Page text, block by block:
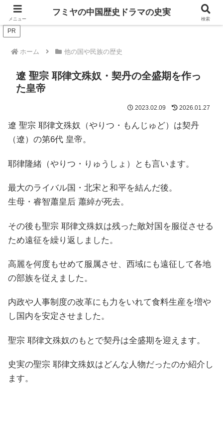
ドラマは歴史を知るともっと面白い！
PR
ホーム 他の国や民族の歴史
遼 聖宗 耶律文殊奴・契丹の全盛期を作っ
た皇帝
2023.02.09 2026.01.27
遼 聖宗 耶律文殊奴（やりつ・もんじゅど）は契丹
（遼）の第6代 皇帝。
耶律隆緒（やりつ・りゅうしょ）とも言います。
最大のライバル国・北宋と和平を結んだ後。
生母・睿智蕭皇后 蕭綽が死去。
その後も聖宗 耶律文殊奴は残った敵対国を服従させる
ため遠征を繰り返しました。
高麗を何度もせめて服属させ、西域にも遠征して各地
の部族を従えました。
内政や人事制度の改革にも力をいれて食料生産を増や
し国内を安定させました。
聖宗 耶律文殊奴のもとで契丹は全盛期を迎えます。
史実の聖宗 耶律文殊奴はどんな人物だったのか紹介し
ます。
メニュー
フミヤの中国歴史ドラマの史実
検索